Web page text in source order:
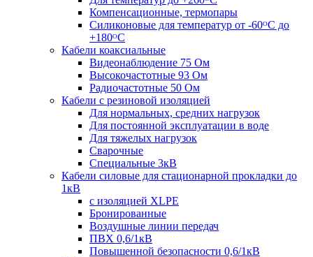
Компенсационные, термопары
Силиконовые для температур от -60ᴼC до
+180ᴼС
Кабели коаксиальные
Видеонаблюдение 75 Ом
Высокочастотные 93 Ом
Радиочастотные 50 Ом
Кабели с резиновой изоляцией
Для нормальных, средних нагрузок
Для постоянной эксплуатации в воде
Для тяжелых нагрузок
Сварочные
Специальные 3кВ
Кабели силовые для стационарной прокладки до
1кВ
c изоляцией XLPE
Бронированные
Воздушные линии передач
ПВХ 0,6/1кВ
Повышенной безопасности 0,6/1кВ